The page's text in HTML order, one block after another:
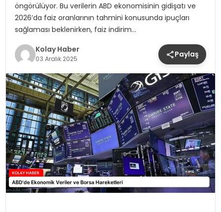
öngörülüyor. Bu verilerin ABD ekonomisinin gidişatı ve
2026’da faiz oranlarının tahmini konusunda ipuçları
sağlaması beklenirken, faiz indirim…
Kolay Haber
03 Aralık 2025 Paylaş